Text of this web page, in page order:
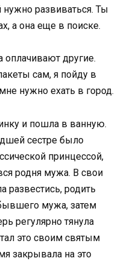
развиваться. Ты
а она еще в поиске.
оплачивают другие.
сам, я пойду в
нужно ехать в город.
и пошла в ванную.
сестре было
принцессой,
родня мужа. В свои
развестись, родить
мужа, затем
регулярно тянула
это своим святым
закрывала на это